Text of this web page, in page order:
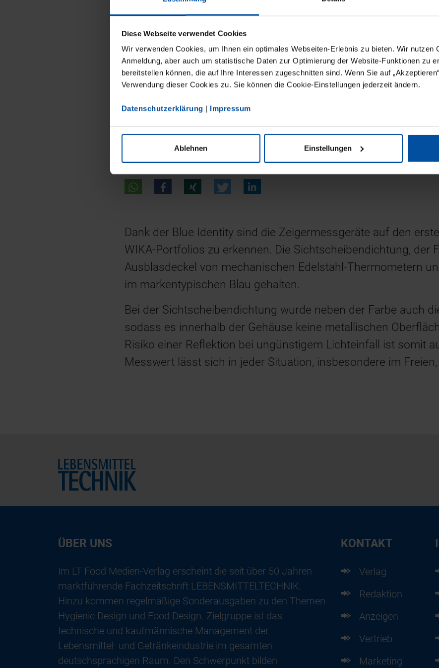
Diese Webseite verwendet Cookies
Wir verwenden Cookies, um Ihnen ein optimales Webseiten-Erlebnis zu bieten. Wir nutzen
Anmeldung, aber auch um statistische Daten zur Optimierung der Website-Funktionen zu
bereitstellen können, die auf Ihre Interessen zugeschnitten sind. Wenn Sie auf
Verwendung dieser Cookies zu. Sie können die Cookie-Einstellungen jederzeit ändern.
Datenschutzerklärung | Impressum
Ablehnen Einstellungen
THERMOMETER
Die mechanischen Manometer und Thermometer aus CrNi-
ein Facelift erhalten. Im Design vereint sie jetzt eine
Alle sichtbaren Elastomer-Teile sind im markentypischen Blau
hinaus verfügen die Zeigermessgeräte ab sofort über einen
Zifferblatt. Über diesen gelangen Anwender direkt zu einem
Produktpass mit sämtlichen Daten zu dem jeweiligen Gerät.
Seite 1/1 1 Minute 11. Oktober 2024
Dank der Blue Identity sind die Zeigermessgeräte auf den
WIKA-Portfolios zu erkennen. Die Sichtscheibendichtung, der
Ausblasdeckel von mechanischen Edelstahl-Thermometern
im markentypischen Blau gehalten.
Bei der Sichtscheibendichtung wurde neben der Farbe auch
sodass es innerhalb der Gehäuse keine metallischen
Risiko einer Reflektion bei ungünstigem Lichteinfall ist somit
Messwert lässt sich in jeder Situation, insbesondere im
Home
ÜBER UNS
Im LT Food Medien-Verlag erscheint die seit über 50 Jahren
marktführende Fachzeitschrift LEBENSMITTELTECHNIK.
Hinzu kommen regelmäßige Sonderausgaben zu den Themen
Hygienic Design und Food Design. Zielgruppe ist das
technische und kaufmännische Management der
Lebensmittel- und Getränkeindustrie im gesamten
deutschsprachigen Raum. Den Schwerpunkt bilden
KONTAKT
Verlag
Redaktion
Anzeigen
Vertrieb
Marketing